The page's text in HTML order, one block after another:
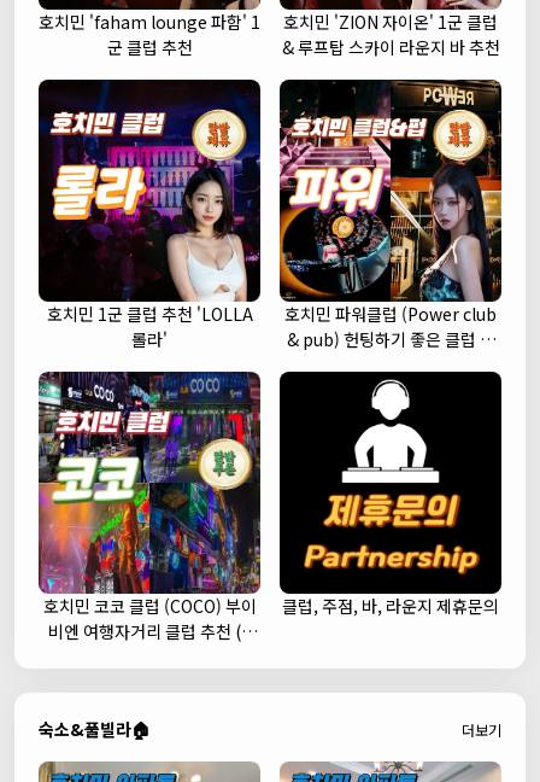
호치민 'faham lounge 파함' 1
군 클럽 추천
호치민 'ZION 자이온' 1군 클럽
& 루프탑 스카이 라운지 바 추천
호치민 1군 클럽 추천 'LOLLA
롤라'
호치민 파워클럽 (Power club
& pub) 헌팅하기 좋은 클럽 추
호치민 코코 클럽 (COCO) 부이
비엔 여행자거리 클럽 추천 (1
클럽, 주점, 바, 라운지 제휴문의
숙소&풀빌라🏠 더보기